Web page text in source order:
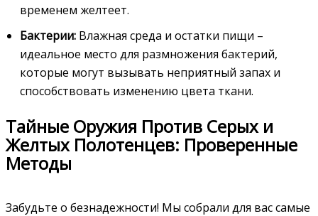
временем желтеет.
Бактерии: Влажная среда и остатки пищи –
идеальное место для размножения бактерий,
которые могут вызывать неприятный запах и
способствовать изменению цвета ткани.
Тайные Оружия Против Серых и
Желтых Полотенцев: Проверенные
Методы
Забудьте о безнадежности! Мы собрали для вас самые